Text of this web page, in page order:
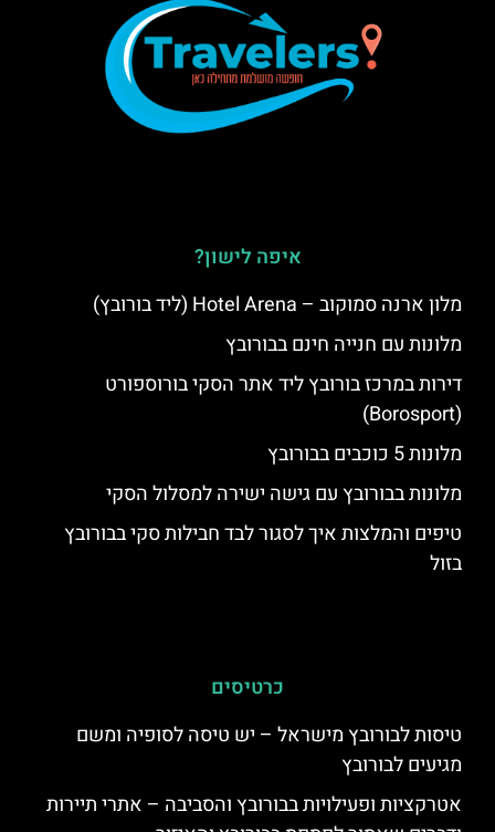
איפה לישון?
מלון ארנה סמוקוב – Hotel Arena (ליד בורובץ)
מלונות עם חנייה חינם בבורובץ
דירות במרכז בורובץ ליד אתר הסקי בורוספורט
(Borosport)
מלונות 5 כוכבים בבורובץ
מלונות בבורובץ עם גישה ישירה למסלול הסקי
טיפים והמלצות איך לסגור לבד חבילות סקי בבורובץ
בזול
כרטיסים
טיסות לבורובץ מישראל – יש טיסה לסופיה ומשם
מגיעים לבורובץ
אטרקציות ופעילויות בבורובץ והסביבה – אתרי תיירות